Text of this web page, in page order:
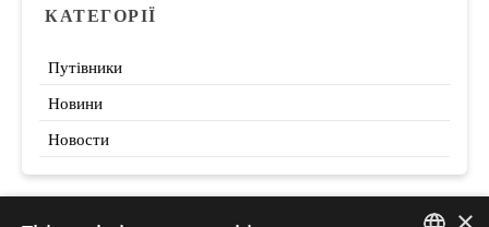
КАТЕГОРІЇ
Путівники
Новини
Новости